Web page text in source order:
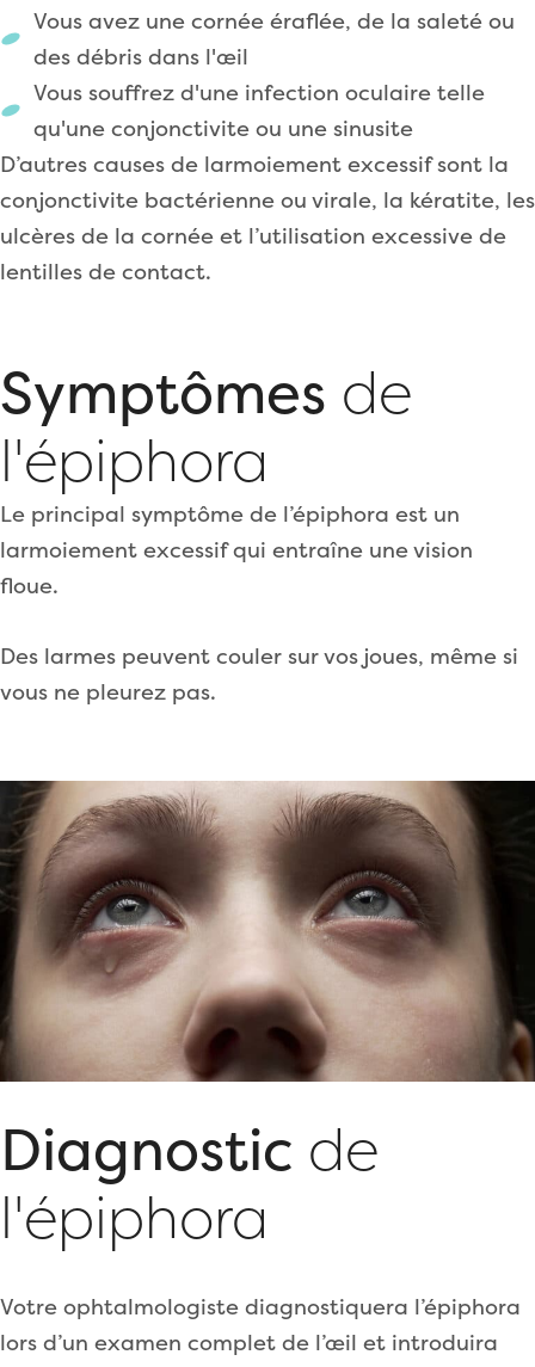
Vous avez une cornée éraflée, de la saleté ou
des débris dans l'œil
Vous souffrez d'une infection oculaire telle
qu'une conjonctivite ou une sinusite
D’autres causes de larmoiement excessif sont la
conjonctivite bactérienne ou virale, la kératite, les
ulcères de la cornée et l’utilisation excessive de
lentilles de contact.
Symptômes de
l'épiphora
Le principal symptôme de l’épiphora est un
larmoiement excessif qui entraîne une vision
floue.
Des larmes peuvent couler sur vos joues, même si
vous ne pleurez pas.
Diagnostic de
l'épiphora
Votre ophtalmologiste diagnostiquera l’épiphora
lors d’un examen complet de l’œil et introduira